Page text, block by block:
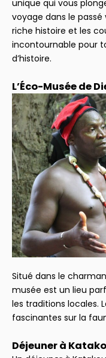
unique qui vous
voyage dans le
riche histoire et les
incontournable pour
d’histoire.
L’Éco-Musée de
Situé dans le
musée est un lieu
les traditions locales.
fascinantes sur la
Déjeuner à